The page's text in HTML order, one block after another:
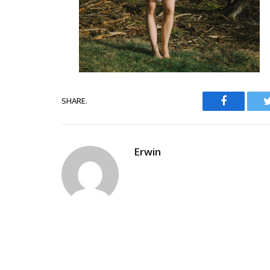
SHARE. Facebook
Erwin